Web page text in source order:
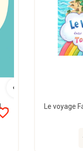
Le Monde Merveilleux des Houroufs - Lire l'arabe devient un jeu d'enfant